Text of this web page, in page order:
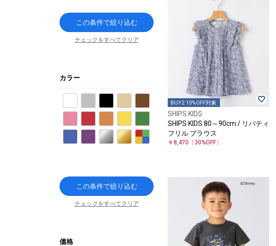
BUY2 10%OFF対象
SHIPS KIDS
SHIPS KIDS:80～90cm / リバティ
フリル ブラウス
￥8,470 〔30%OFF〕
この条件で絞り込む
チェックをすべてクリア
カラー
グリーン
パープル シルバー ゴールド
この条件で絞り込む
チェックをすべてクリア
価格